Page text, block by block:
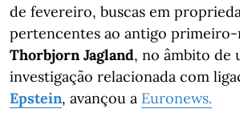
de fevereiro, buscas em
pertencentes ao antigo
Thorbjorn Jagland, no âmbito de
investigação relacionada com
Epstein, avançou a Euronews.